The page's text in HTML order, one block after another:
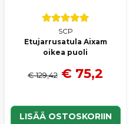
SCP
Etujarrusatula Aixam
oikea puoli
€ 129,42 € 75,2
LISÄÄ OSTOSKORIIN